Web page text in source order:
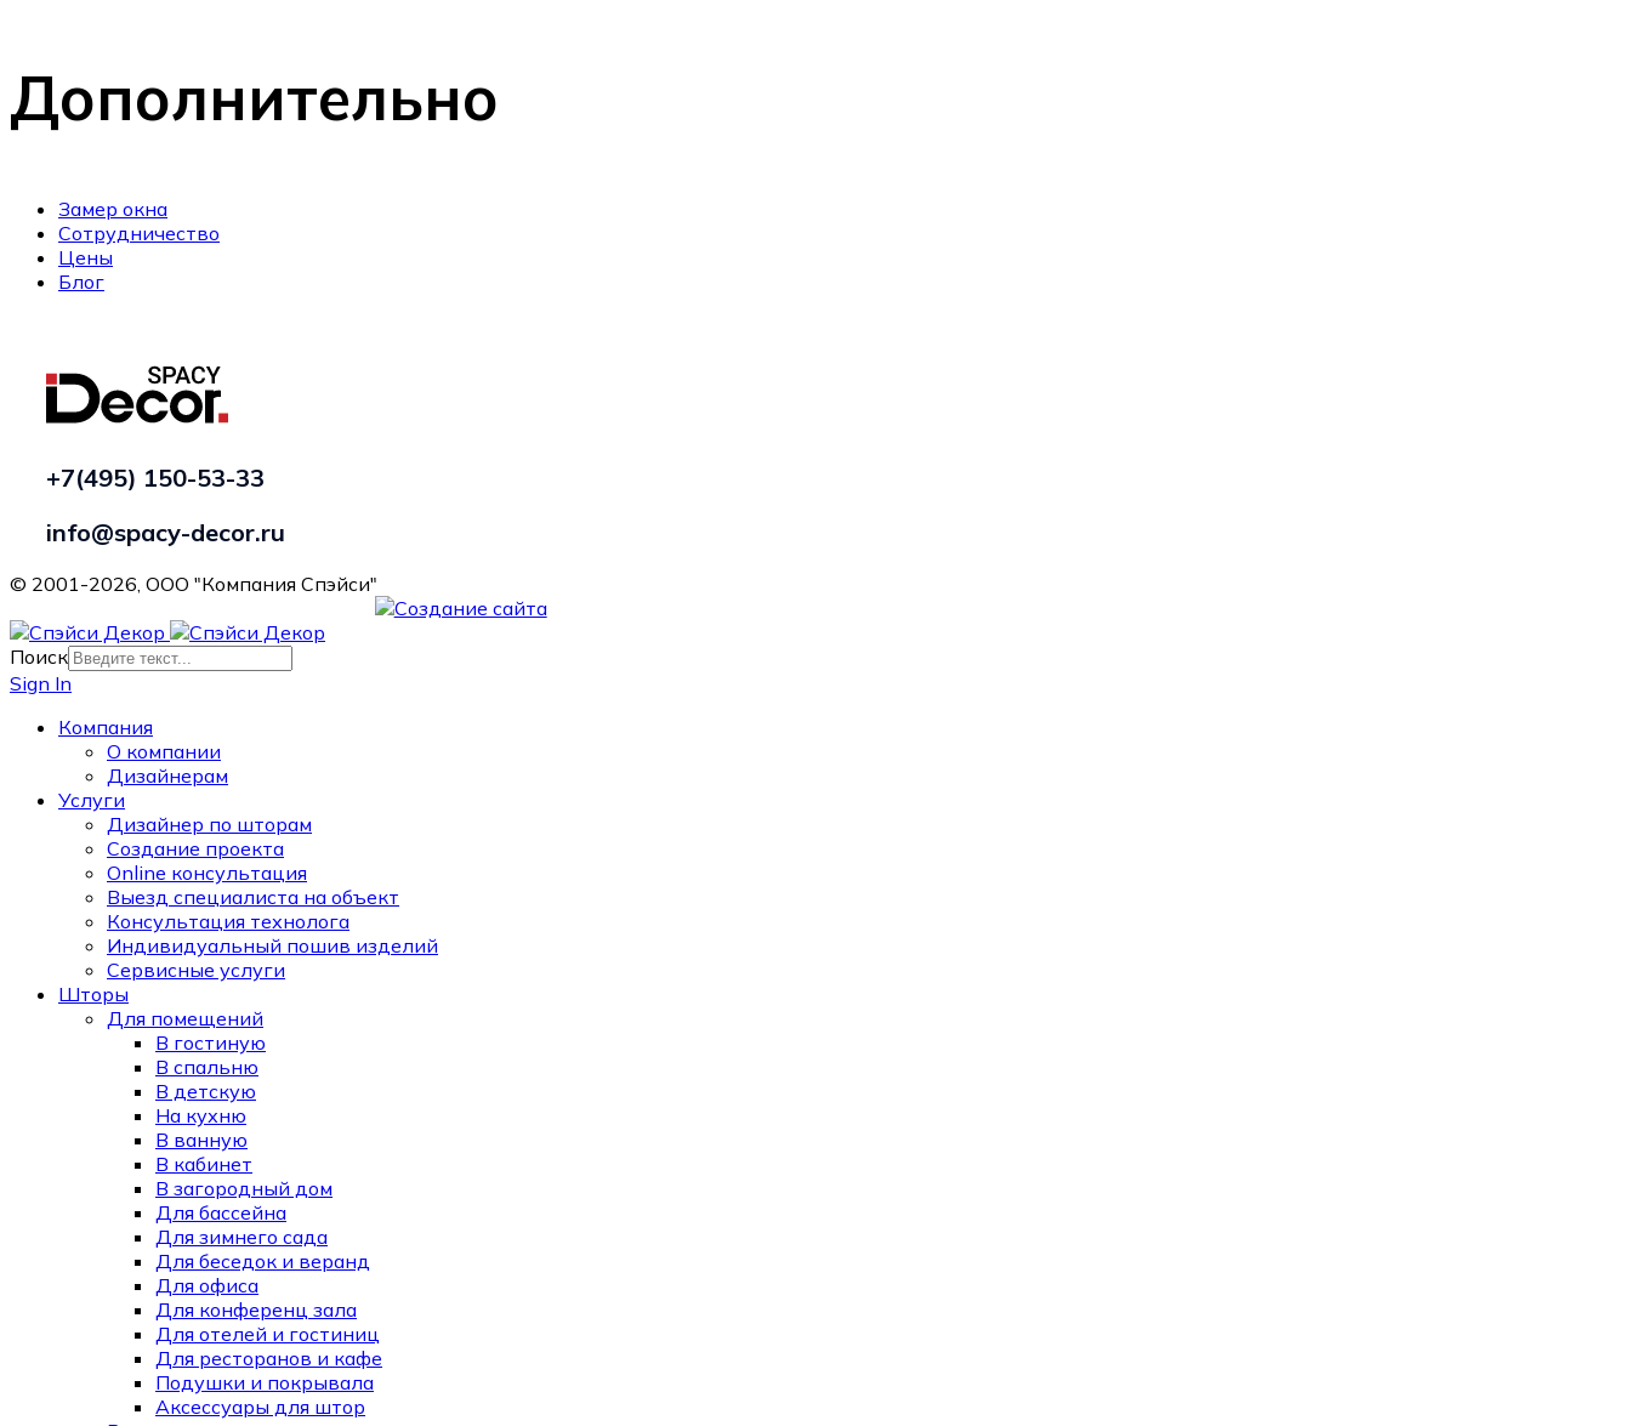
Дополнительно
Замер окна
Сотрудничество
Цены
Блог
+7(495) 150-53-33
info@spacy-decor.ru
© 2001-2026, ООО "Компания Спэйси"
Поиск
Sign In
Компания
О компании
Дизайнерам
Услуги
Дизайнер по шторам
Создание проекта
Online консультация
Выезд специалиста на объект
Консультация технолога
Индивидуальный пошив изделий
Сервисные услуги
Шторы
Для помещений
В гостиную
В спальню
В детскую
На кухню
В ванную
В кабинет
В загородный дом
Для бассейна
Для зимнего сада
Для беседок и веранд
Для офиса
Для конференц зала
Для отелей и гостиниц
Для ресторанов и кафе
Подушки и покрывала
Аксессуары для штор